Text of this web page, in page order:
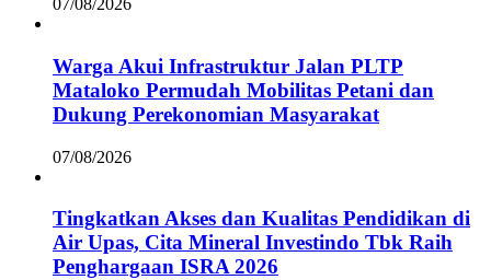
07/08/2026
Warga Akui Infrastruktur Jalan PLTP
Mataloko Permudah Mobilitas Petani dan
Dukung Perekonomian Masyarakat
07/08/2026
Tingkatkan Akses dan Kualitas Pendidikan di
Air Upas, Cita Mineral Investindo Tbk Raih
Penghargaan ISRA 2026